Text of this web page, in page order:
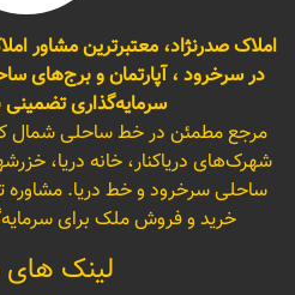
املاک صدرنژاد، معتبرترین مشاور
در سرخرود ، آپارتمان و برج‌های
سرمایه‌گذاری تضمینی
مرجع مطمئن در خط ساحلی شمال
شهرک‌های دریاکنار، خانه دریا،
ساحلی سرخرود و خط دریا.
خرید و فروش ملک برای
لینک